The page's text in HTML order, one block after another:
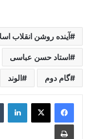
آینده روشن انقلاب
استاد حسن عباسی
گام دوم الوند
چاپ